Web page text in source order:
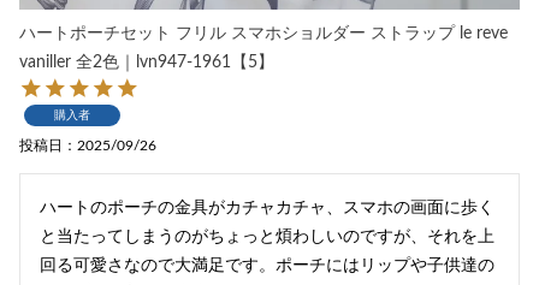
ハートポーチセット フリル スマホショルダー ストラップ le reve
vaniller 全2色｜lvn947-1961【5】
購入者
投稿日 2025/09/26
ハートのポーチの金具がカチャカチャ、スマホの画面に歩く
と当たってしまうのがちょっと煩わしいのですが、それを上
回る可愛さなので大満足です。ポーチにはリップや子供達の